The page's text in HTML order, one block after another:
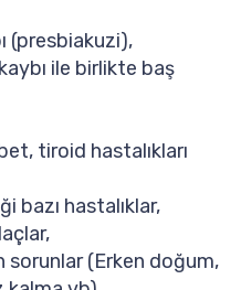
(presbiakuzi),
ile birlikte baş
tiroid hastalıkları
bazı hastalıklar,
sorunlar (Erken doğum,